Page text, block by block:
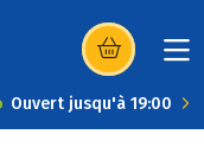
(s’ouvre dans
Ouvert jusqu'à 19:00